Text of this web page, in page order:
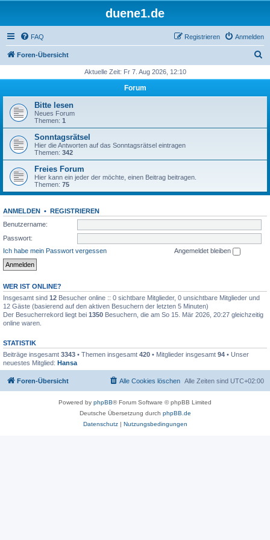
duene1.de
FAQ Anmelden
Registrieren
Foren-Übersicht
h
Aktuelle Zeit: Fr 7. Aug 2026, 12:10
Forum
Bitte lesen
Neues Forum
Themen: 1
Sonntagsrätsel
Hier die Antworten auf das Sonntagsrätsel eintragen
Themen: 342
Freies Forum
Hier kann ein jeder der möchte, einen Beitrag beitragen.
Themen: 75
ANMELDEN • REGISTRIEREN
Benutzername:
Passwort:
Ich habe mein Passwort vergessen
Angemeldet bleiben
WER IST ONLINE?
Insgesamt sind 12 Besucher online :: 0 sichtbare Mitglieder, 0 unsichtbare Mitglieder und
12 Gäste (basierend auf den aktiven Besuchern der letzten 5 Minuten)
Der Besucherrekord liegt bei 1350 Besuchern, die am So 15. Mär 2026, 20:27 gleichzeitig
online waren.
STATISTIK
Beiträge insgesamt 3343 • Themen insgesamt 420 • Mitglieder insgesamt 94 • Unser
neuestes Mitglied: Hansa
Foren-Übersicht Alle Zeiten sind UTC+02:00
Alle Cookies löschen
Powered by phpBB® Forum Software © phpBB Limited
Deutsche Übersetzung durch phpBB.de
Datenschutz| Nutzungsbedingungen